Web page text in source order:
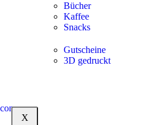
Bücher
Kaffee
Snacks
Gutscheine
3D gedruckt
X